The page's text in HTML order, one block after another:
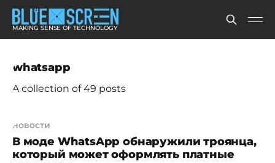
MAKING SENSE OF TECHNOLOGY
whatsapp
A collection of 49 posts
новости
В моде WhatsApp обнаружили троянца,
который может оформлять платные